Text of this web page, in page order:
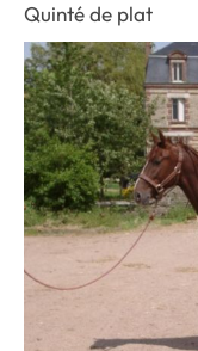
Quinté de plat